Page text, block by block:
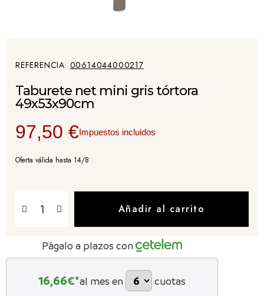
REFERENCIA 00614044000217
Taburete net mini gris tórtora
49x53x90cm
97,50 €Impuestos incluidos
Oferta válida hasta 14/8
Añadir al carrito
Págalo a plazos con
16,66€*al mes en cuotas